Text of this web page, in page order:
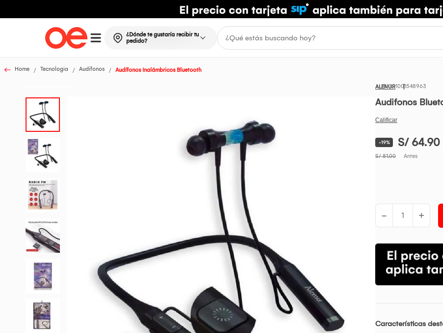
¿Dónde te gustaría recibir tu
pedido?
Home Tecnologia Audífonos Audífonos Inalámbricos Bluetooth
ALENUR1001548963
Audifonos
-19% S/ 64.90
S/ 81.00 Antes
- +
Características